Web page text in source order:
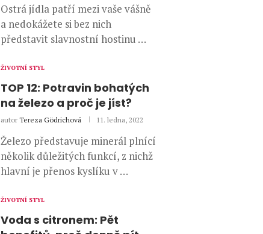
Ostrá jídla patří mezi vaše vášně
a nedokážete si bez nich
představit slavnostní hostinu …
ŽIVOTNÍ STYL
TOP 12: Potravin bohatých
na železo a proč je jíst?
autor Tereza Gödrichová 11. ledna, 2022
Železo představuje minerál plnící
několik důležitých funkcí, z nichž
hlavní je přenos kyslíku v …
ŽIVOTNÍ STYL
Voda s citronem: Pět